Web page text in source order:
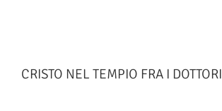
CRISTO NEL TEMPIO FRA I DOTTORI